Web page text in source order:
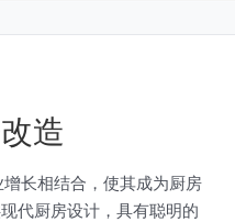
造
长相结合，使其成为厨房
代厨房设计，具有聪明的